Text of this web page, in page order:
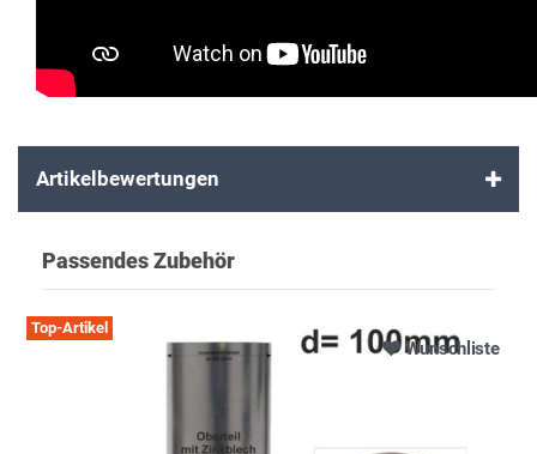
Artikelbewertungen
Passendes Zubehör
Wunschliste
Top-Artikel